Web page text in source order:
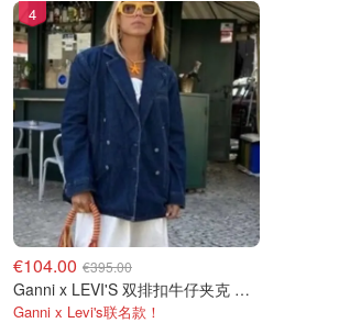
🇫🇷法国
🇮🇹意大利
🇦🇺澳洲
🇳🇿 新西兰
热门排序
最新排序
折扣力度
价格升序
价格降序
4
€104.00 €395.00
Ganni x LEVI'S 双排扣牛仔夹克 蓝色
Ganni x Levi's联名款！